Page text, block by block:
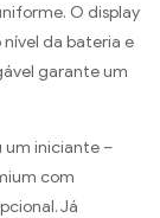
O display
da bateria e
garante um
um iniciante –
com
Já